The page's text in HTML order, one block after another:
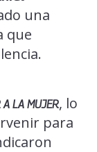
una
que
A LA MUJER, lo
para